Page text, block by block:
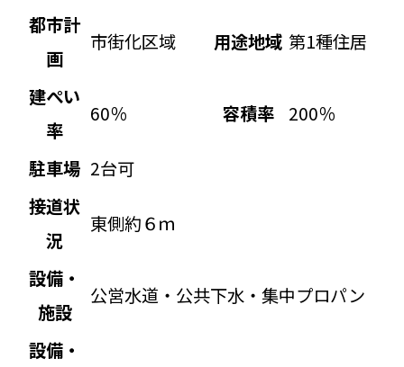
都市計
画
市街化区域 用途地域 第1種住居
建ぺい
率
60％ 容積率 200％
駐車場 2台可
接道状
況
東側約６ｍ
設備・
施設
公営水道・公共下水・集中プロパン
設備・